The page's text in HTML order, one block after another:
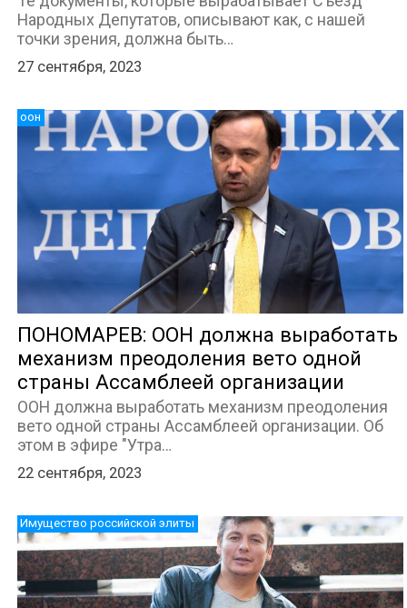
Народных Депутатов, описывают как, с нашей
точки зрения, должна быть…
27 сентября, 2023
оон
ПОНОМАРЕВ: ООН должна выработать
механизм преодоления вето одной
страны Ассамблеей организации
ООН должна выработать механизм преодоления
вето одной страны Ассамблеей организации. Об
этом в эфире "Утра…
22 сентября, 2023
Имущество российской элиты